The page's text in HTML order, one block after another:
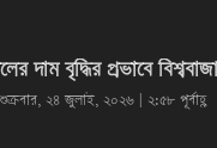
দাম বৃদ্ধির প্রভাবে
শুক্রবার, ২৪ জুলাই, ২০২৬ | ২:৫৮ পূর্বাহ্ণ